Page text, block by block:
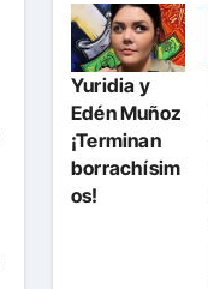
Yuridia y
Edén Muñoz
¡Terminan
borrachísim
os!